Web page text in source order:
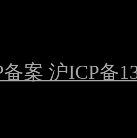
案 沪ICP备
（沪）字第
服务企业备案